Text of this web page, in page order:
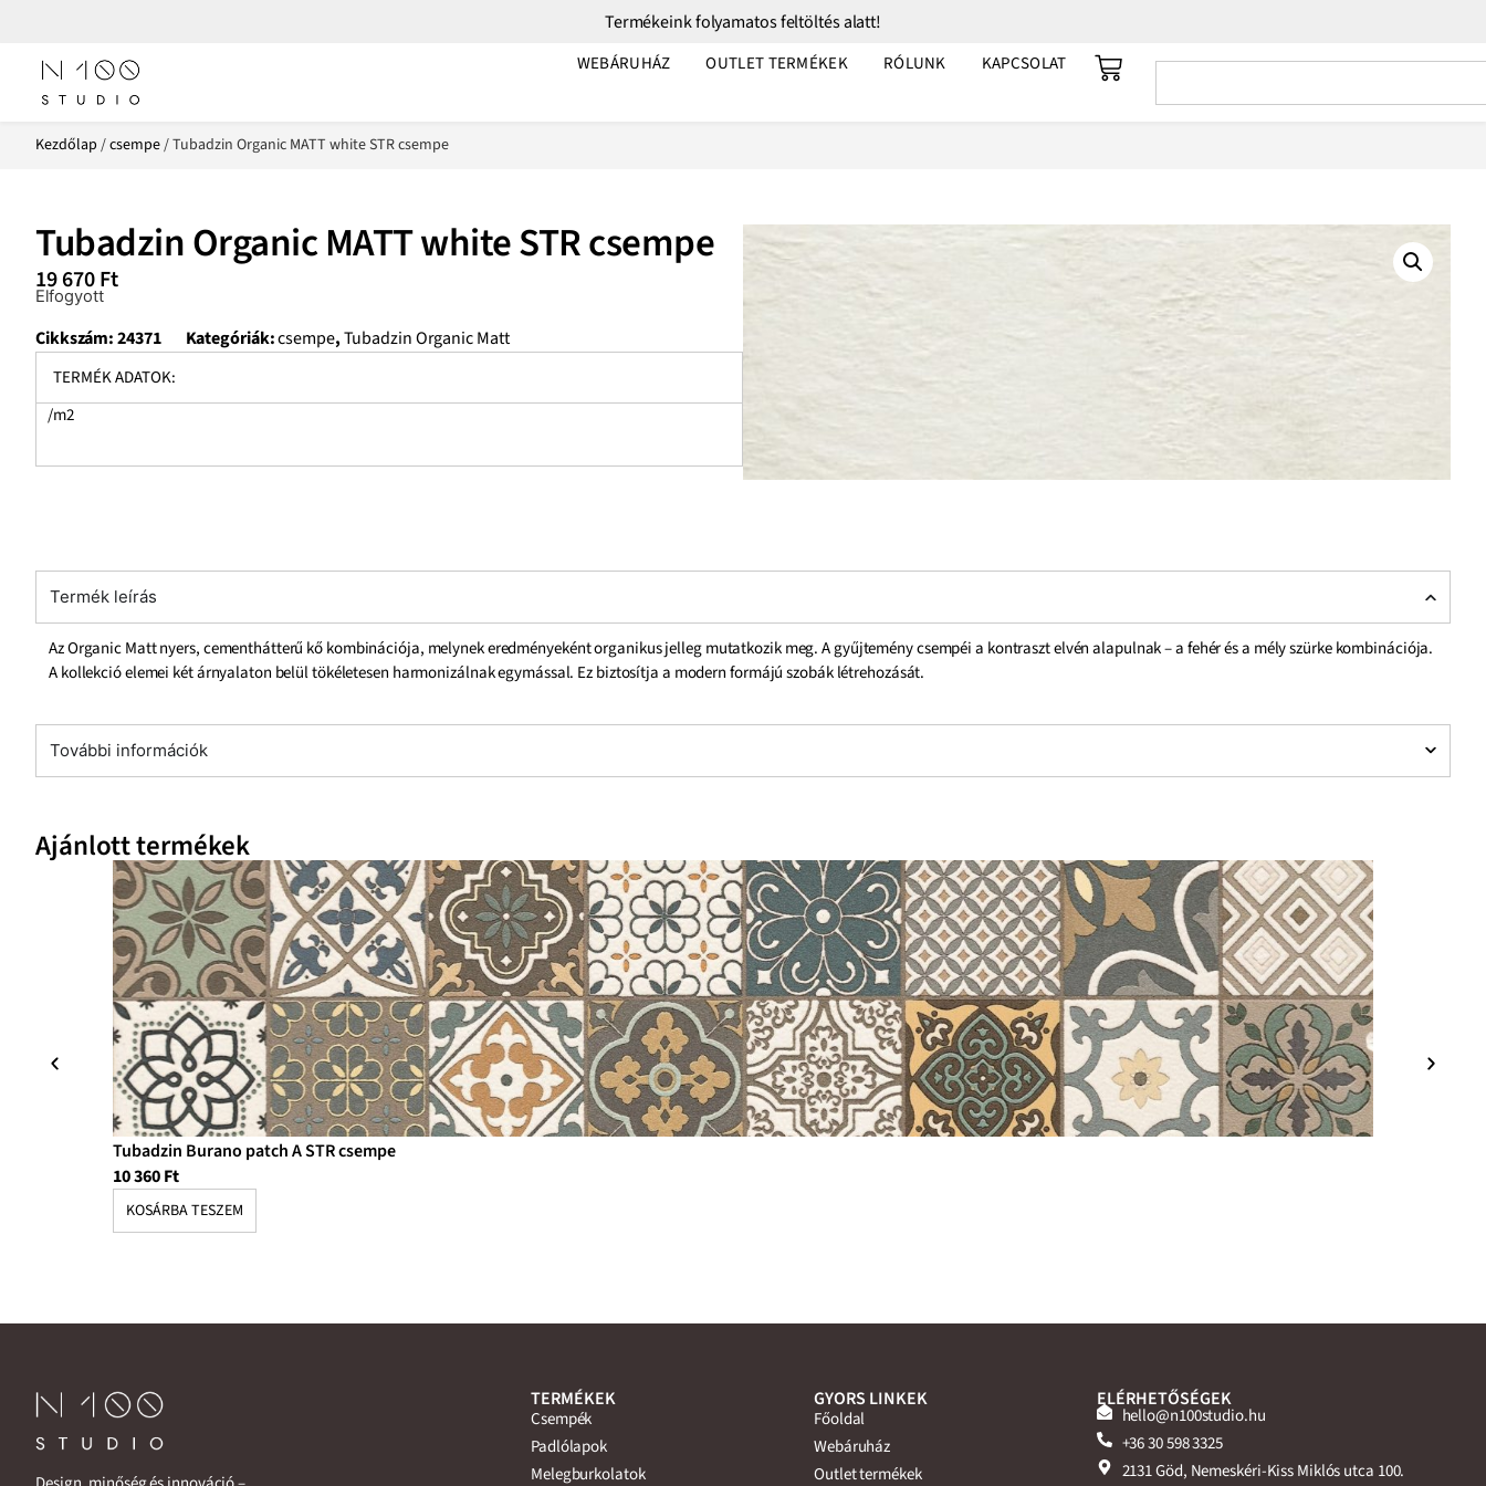
Termékeink folyamatos feltöltés alatt!
WEBÁRUHÁZ OUTLET TERMÉKEK RÓLUNK KAPCSOLAT
Kezdőlap /csempe/ Tubadzin Organic MATT white STR csempe
Tubadzin Organic MATT white STR csempe
19 670Ft
Elfogyott
Cikkszám:24371 Kategóriák:csempe,Tubadzin Organic Matt
TERMÉK ADATOK:
/m2
Termék leírás
Az Organic Matt nyers, cementhátterű kő kombinációja, melynek eredményeként organikus jelleg mutatkozik meg. A gyűjtemény csempéi a kontraszt elvén alapulnak – a fehér és a mély szürke kombinációja.
A kollekció elemei két árnyalaton belül tökéletesen harmonizálnak egymással. Ez biztosítja a modern formájú szobák létrehozását.
További információk
Ajánlott termékek
Tubadzin Burano patch A STR csempe
10 360Ft
KOSÁRBA TESZEM
TERMÉKEK
Csempék
Padlólapok
Melegburkolatok
GYORS LINKEK
Főoldal
Webáruház
Outlet termékek
ELÉRHETŐSÉGEK
hello@n100studio.hu
+36 30 598 3325
2131 Göd, Nemeskéri-Kiss Miklós utca 100.